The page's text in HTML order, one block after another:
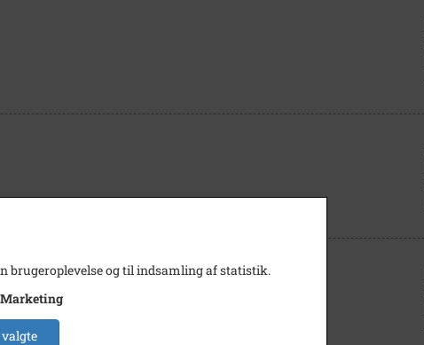
2. Klasse
brugeroplevelse og til indsamling af statistik.
Marketing